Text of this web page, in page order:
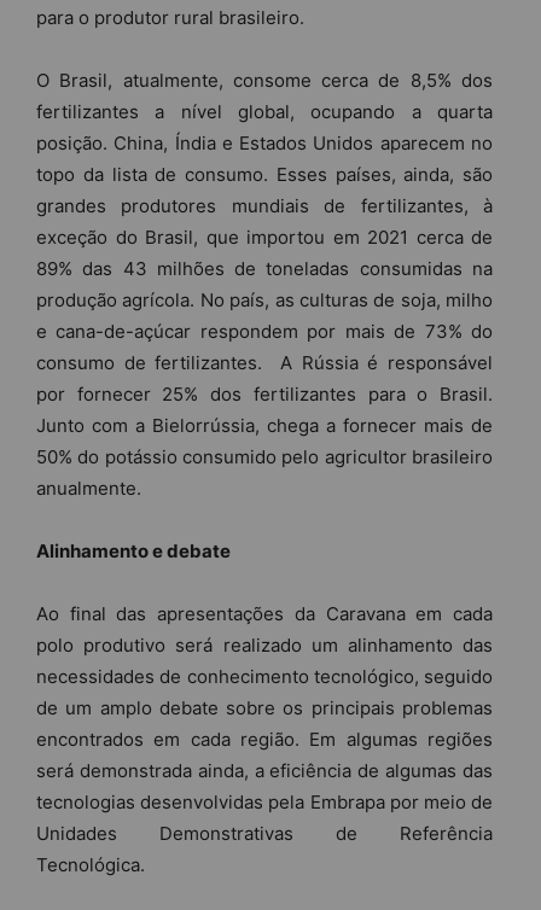
para o produtor rural brasileiro.
O Brasil, atualmente, consome cerca de 8,5% dos
fertilizantes a nível global, ocupando a quarta
posição. China, Índia e Estados Unidos aparecem no
topo da lista de consumo. Esses países, ainda, são
grandes produtores mundiais de fertilizantes, à
exceção do Brasil, que importou em 2021 cerca de
89% das 43 milhões de toneladas consumidas na
produção agrícola. No país, as culturas de soja, milho
e cana-de-açúcar respondem por mais de 73% do
consumo de fertilizantes. A Rússia é responsável
por fornecer 25% dos fertilizantes para o Brasil.
Junto com a Bielorrússia, chega a fornecer mais de
50% do potássio consumido pelo agricultor brasileiro
anualmente.
Alinhamento e debate
Ao final das apresentações da Caravana em cada
polo produtivo será realizado um alinhamento das
necessidades de conhecimento tecnológico, seguido
de um amplo debate sobre os principais problemas
encontrados em cada região. Em algumas regiões
será demonstrada ainda, a eficiência de algumas das
tecnologias desenvolvidas pela Embrapa por meio de
Unidades Demonstrativas de Referência
Tecnológica.